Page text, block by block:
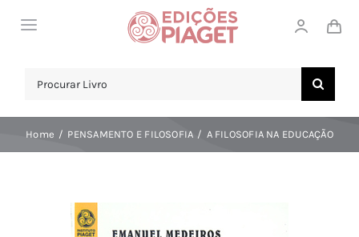
Toggle
COMPRAR!
Search
Home PENSAMENTO E FILOSOFIA A FILOSOFIA NA EDUCAÇÃO